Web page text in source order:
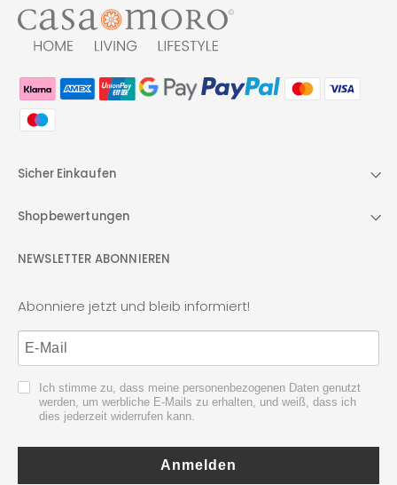
Sicher Einkaufen
Shopbewertungen
NEWSLETTER ABONNIEREN
Abonniere jetzt und bleib informiert!
Ich stimme zu, dass meine personenbezogenen Daten genutzt
werden, um werbliche E-Mails zu erhalten, und weiß, dass ich
dies jederzeit widerrufen kann.
Anmelden